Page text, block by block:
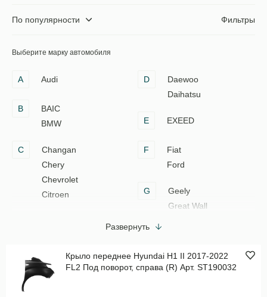
По популярности Фильтры
Выберите марку автомобиля
A Audi
B
BAIC
BMW
C
Changan
Chery
Chevrolet
Citroen
D
Daewoo
Daihatsu
E EXEED
F
Fiat
Ford
G
Geely
Great Wall
Развернуть
Крыло переднее Hyundai H1 II 2017-2022
FL2 Под поворот, справа (R) Арт. ST190032